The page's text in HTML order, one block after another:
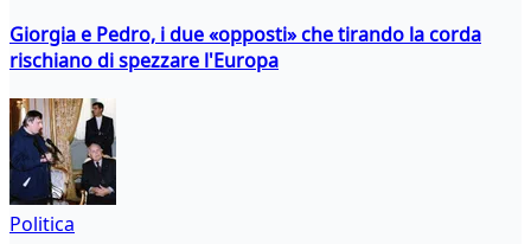
Giorgia e Pedro, i due «opposti» che tirando la corda
rischiano di spezzare l'Europa
Politica